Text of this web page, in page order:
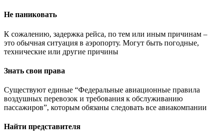
Не паниковать
К сожалению, задержка рейса, по тем или иным причинам –
это обычная ситуация в аэропорту. Могут быть погодные,
технические или другие причины
Знать свои права
Существуют единые “Федеральные авиационные правила
воздушных перевозок и требования к обслуживанию
пассажиров”, которым обязаны следовать все авиакомпании
Найти представителя